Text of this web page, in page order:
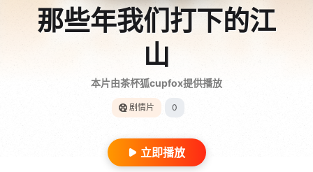
那些年我们打下的江
山
本片由茶杯狐cupfox提供播放
剧情片 0
立即播放